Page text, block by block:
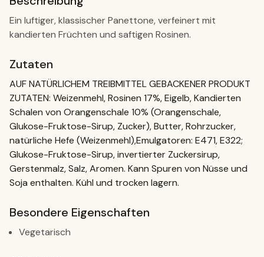
Ein luftiger, klassischer Panettone, verfeinert mit
kandierten Früchten und saftigen Rosinen.
Zutaten
AUF NATÜRLICHEM TREIBMITTEL GEBACKENER PRODUKT
ZUTATEN: Weizenmehl, Rosinen 17%, Eigelb, Kandierten
Schalen von Orangenschale 10% (Orangenschale,
Glukose-Fruktose-Sirup, Zucker), Butter, Rohrzucker,
natürliche Hefe (Weizenmehl),Emulgatoren: E471, E322;
Glukose-Fruktose-Sirup, invertierter Zuckersirup,
Gerstenmalz, Salz, Aromen. Kann Spuren von Nüsse und
Soja enthalten. Kühl und trocken lagern.
Besondere Eigenschaften
Vegetarisch